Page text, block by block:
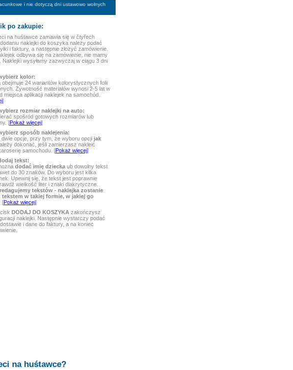
i nie dotyczą dni ustawowo wolnych
po zakupie:
na huśtawcezamawia się w čtyřech
naklejki do koszyka należy podać
i faktury, a następnie złożyć zamówienie.
odbywa się na zamówienie, nie mamy
Naklejki wysyłamy zazwyczaj w ciągu 3 dni
kolor:
obejmuje 24 wariantów kolorystycznych folii
Żywotność materiałów wynosi 2-5 lat w
miejsca aplikacji naklejek na samochód.
]
rozmiar naklejki na auto:
spośród gotowych rozmiarów lub
[Pokaż więcej]
sposób naklejenia:
dwie opcje, przy tym, że wyboru opcji jak
dokonać, jeśli zamierzasz nakleić
samochodu. [Pokaż więcej]
tekst:
dodać imię dzieckaub dowolny tekst
do 30 znaków. Do wyboru jest kilka
Upewnij się, że tekst jest poprawnie
wielkość liter i znaki diakrytyczne.
tekstów - naklejka zostanie
tekstem w takiej formie, w jakiej go
[Pokaż więcej]
DODAJ DO KOSZYKA zakończysz
naklejki. Następnie wystarczy podać
i dane do faktury, a na koniec
na huśtawce?